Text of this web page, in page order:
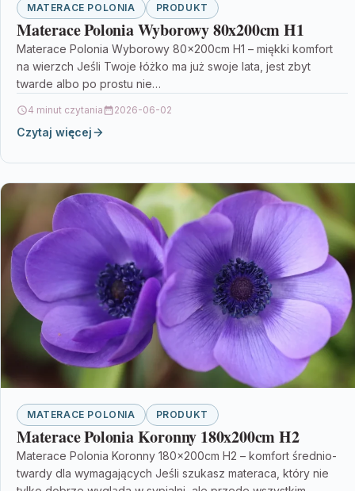
MATERACE POLONIA PRODUKT
Materace Polonia Wyborowy 80x200cm H1
Materace Polonia Wyborowy 80x200cm H1 – miękki komfort
na wierzch Jeśli Twoje łóżko ma już swoje lata, jest zbyt
twarde albo po prostu nie…
4 minut czytania 2026-06-02
Czytaj więcej
MATERACE POLONIA PRODUKT
Materace Polonia Koronny 180x200cm H2
Materace Polonia Koronny 180x200cm H2 – komfort średnio-
twardy dla wymagających Jeśli szukasz materaca, który nie